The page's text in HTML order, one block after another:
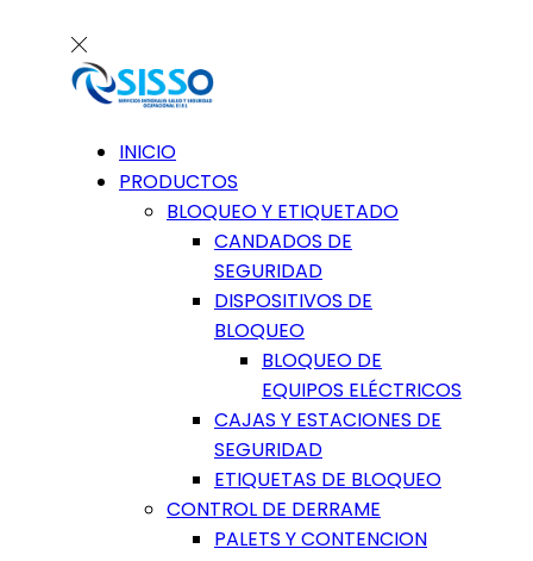
INICIO
PRODUCTOS
BLOQUEO Y ETIQUETADO
CANDADOS DE
SEGURIDAD
DISPOSITIVOS DE
BLOQUEO
BLOQUEO DE
EQUIPOS ELÉCTRICOS
CAJAS Y ESTACIONES DE
SEGURIDAD
ETIQUETAS DE BLOQUEO
CONTROL DE DERRAME
PALETS Y CONTENCION